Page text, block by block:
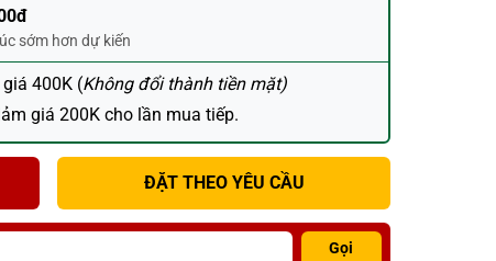
sớm hơn dự kiến
400K (Không đổi thành tiền mặt)
giá 200K cho lần mua tiếp.
ĐẶT THEO YÊU CẦU
Gọi